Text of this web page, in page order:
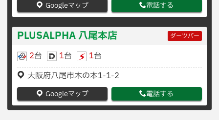
Googleマップ 電話する
PLUSALPHA 八尾本店 ダーツバー
2台 1台 1台
大阪府八尾市木の本1-1-2
Googleマップ 電話する